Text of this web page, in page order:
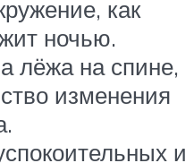
как
ночью.
лёжа на спине,
изменения
и